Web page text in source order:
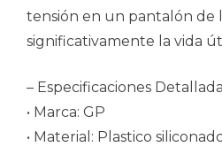
tensión en un pantalón de
significativamente la vida
– Especificaciones
• Marca: GP
• Material: Plastico